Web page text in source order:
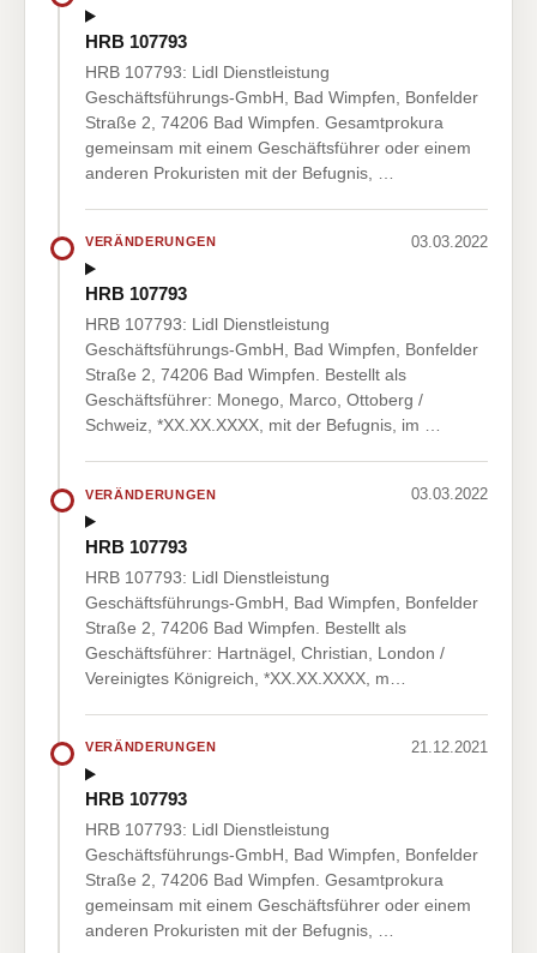
HRB 107793
HRB 107793: Lidl Dienstleistung
Geschäftsführungs-GmbH, Bad Wimpfen, Bonfelder
Straße 2, 74206 Bad Wimpfen. Gesamtprokura
gemeinsam mit einem Geschäftsführer oder einem
anderen Prokuristen mit der Befugnis, …
VERÄNDERUNGEN 03.03.2022
HRB 107793
HRB 107793: Lidl Dienstleistung
Geschäftsführungs-GmbH, Bad Wimpfen, Bonfelder
Straße 2, 74206 Bad Wimpfen. Bestellt als
Geschäftsführer: Monego, Marco, Ottoberg /
Schweiz, *XX.XX.XXXX, mit der Befugnis, im …
VERÄNDERUNGEN 03.03.2022
HRB 107793
HRB 107793: Lidl Dienstleistung
Geschäftsführungs-GmbH, Bad Wimpfen, Bonfelder
Straße 2, 74206 Bad Wimpfen. Bestellt als
Geschäftsführer: Hartnägel, Christian, London /
Vereinigtes Königreich, *XX.XX.XXXX, m…
VERÄNDERUNGEN 21.12.2021
HRB 107793
HRB 107793: Lidl Dienstleistung
Geschäftsführungs-GmbH, Bad Wimpfen, Bonfelder
Straße 2, 74206 Bad Wimpfen. Gesamtprokura
gemeinsam mit einem Geschäftsführer oder einem
anderen Prokuristen mit der Befugnis, …